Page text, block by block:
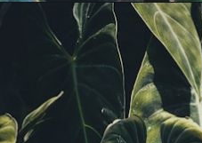
Opening